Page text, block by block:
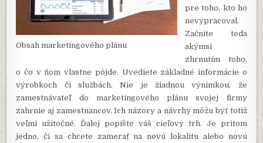
Obsah marketingového plánu
pre toho, kto ho
nevypracoval.
Začnite teda
akýmsi
zhrnutím toho,
o čo v ňom vlastne pôjde. Uvediete základné informácie o
výrobkoch či službách. Nie je žiadnou výnimkou, že
zamestnávateľ do marketingového plánu svojej firmy
zahrnie aj zamestnancov. Ich názory a návrhy môžu byť totiž
veľmi užitočné. Ďalej popíšte váš cieľový trh. Je pritom
jedno, či sa chcete zamerať na novú lokalitu alebo novú